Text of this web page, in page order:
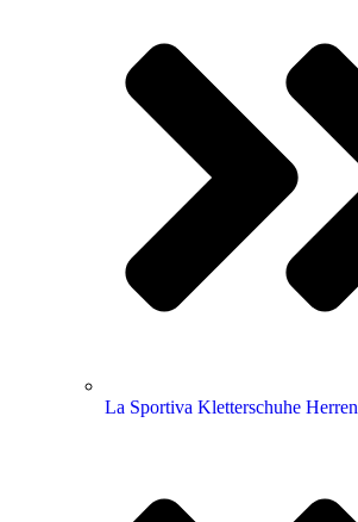
La Sportiva Kletterschuhe Herren